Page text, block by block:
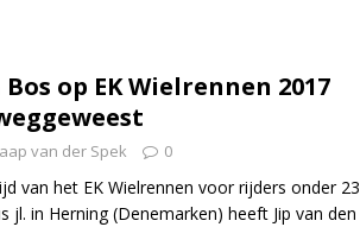
op EK Wielrennen 2017
van der Spek 0
van het EK Wielrennen voor rijders onder 23
jl. in Herning (Denemarken) heeft Jip van den